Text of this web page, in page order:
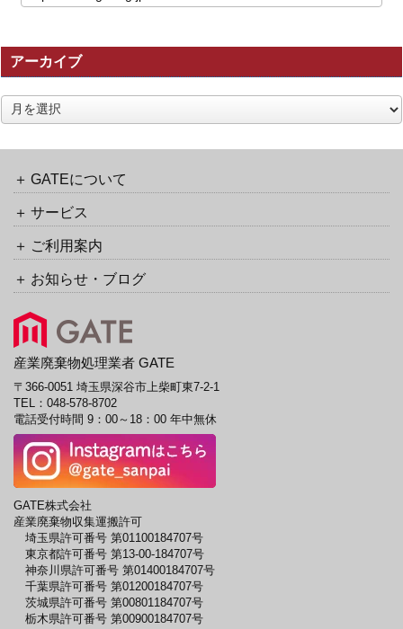
記
の
ト
ラ
ッ
ク
ッ
URL
アーカイブ
ア
ー
GATEについて
サービス
ご利用案内
お知らせ・ブログ
産業廃棄物処理業者 GATE
〒366-0051 埼玉県深谷市上柴町東7-2-1
TEL： 048-578-8702
電話受付時間 9：00～18：00 年中無休
GATE株式会社
産業廃棄物収集運搬許可
埼玉県許可番号 第01100184707号
東京都許可番号 第13-00-184707号
神奈川県許可番号 第01400184707号
千葉県許可番号 第01200184707号
茨城県許可番号 第00801184707号
栃木県許可番号 第00900184707号